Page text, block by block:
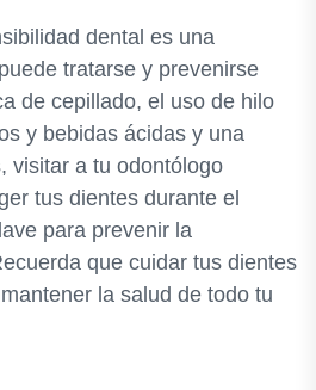
dental es una
tratarse y prevenirse
de cepillado, el uso de hilo
y bebidas ácidas y una
visitar a tu odontólogo
tus dientes durante el
para prevenir la
que cuidar tus dientes
la salud de todo tu